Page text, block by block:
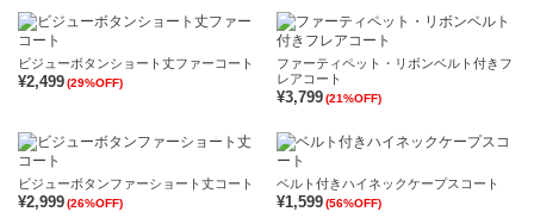
ビジューボタンショート丈ファーコート
¥2,499(29%OFF)
ファーティペット・リボンベルト付きフ
レアコート
¥3,799(21%OFF)
ビジューボタンファーショート丈コート
¥2,999(26%OFF)
ベルト付きハイネックケープスコート
¥1,599(56%OFF)